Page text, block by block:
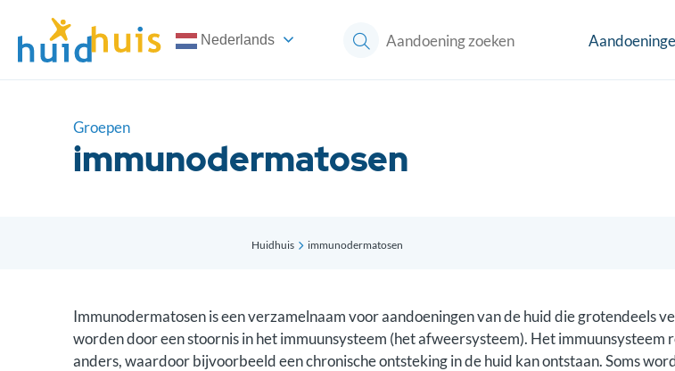
Nederlands
Groepen
immunodermatosen
Immunodermatosen is een verzamelnaam voor aandoeningen van de huid die grotendeels
worden door een stoornis in het immuunsysteem (het afweersysteem). Het immuunsysteem
anders, waardoor bijvoorbeeld een chronische ontsteking in de huid kan ontstaan. Soms
Huidhuis immunodermatosen